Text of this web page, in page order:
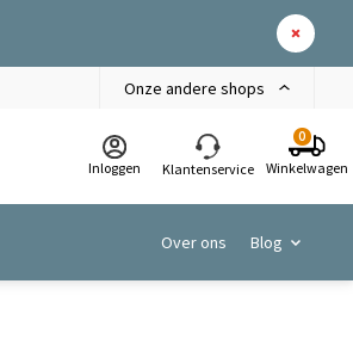
Onze andere shops
Inloggen Klantenservice
0
Winkelwagen
Over ons Blog